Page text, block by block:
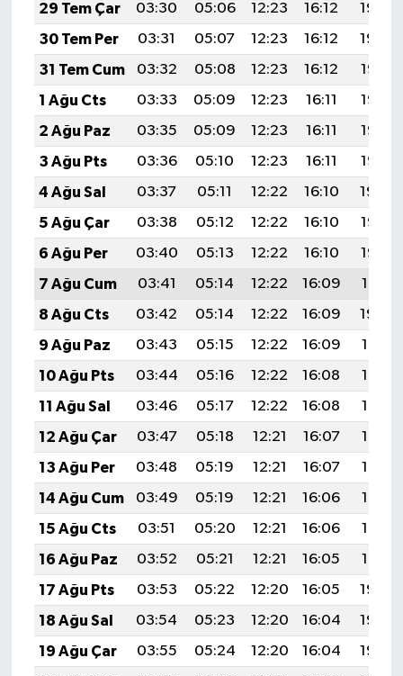
29 Tem Çar
03:30 05:06 12:23 16:12
19:30
30 Tem Per
03:31 05:07 12:23 16:12
19:29
31 Tem Cum
03:32 05:08 12:23 16:12
19:28
1 Ağu Cts
03:33 05:09 12:23 16:11
19:27
2 Ağu Paz
03:35 05:09 12:23 16:11
19:26
3 Ağu Pts
03:36 05:10 12:23 16:11
19:25
4 Ağu Sal
03:37 05:11 12:22 16:10
19:24
5 Ağu Çar
03:38 05:12 12:22 16:10
19:23
6 Ağu Per
03:40 05:13 12:22 16:10
19:22
7 Ağu Cum
03:41 05:14 12:22 16:09
19:21
8 Ağu Cts
03:42 05:14 12:22 16:09
19:20
9 Ağu Paz
03:43 05:15 12:22 16:09
19:19
10 Ağu Pts
03:44 05:16 12:22 16:08
19:17
11 Ağu Sal
03:46 05:17 12:22 16:08
19:16
12 Ağu Çar
03:47 05:18 12:21 16:07
19:15
13 Ağu Per
03:48 05:19 12:21 16:07
19:14
14 Ağu Cum
03:49 05:19 12:21 16:06
19:13
15 Ağu Cts
03:51 05:20 12:21 16:06
19:12
16 Ağu Paz
03:52 05:21 12:21 16:05
19:10
17 Ağu Pts
03:53 05:22 12:20 16:05
19:09
18 Ağu Sal
03:54 05:23 12:20 16:04
19:08
19 Ağu Çar
03:55 05:24 12:20 16:04
19:06
Otomobil
POLİTİKA
SİYASET
SPOR HABERLERİ
TEKNOLOJİ
ÜLKE GÜNDEMİ
YAŞAM
YEREL